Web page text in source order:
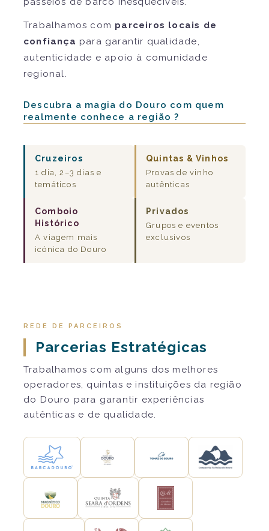
Trabalhamos com parceiros locais de
confiança para garantir qualidade,
autenticidade e apoio à comunidade
regional.
Descubra a magia do Douro com quem
realmente conhece a região ?
Cruzeiros
1 dia, 2–3 dias e
temáticos
Quintas & Vinhos
Provas de vinho
autênticas
Comboio
Histórico
A viagem mais
icónica do Douro
Privados
Grupos e eventos
exclusivos
REDE DE PARCEIROS
Parcerias Estratégicas
Trabalhamos com alguns dos melhores
operadores, quintas e instituições da região
do Douro para garantir experiências
autênticas e de qualidade.